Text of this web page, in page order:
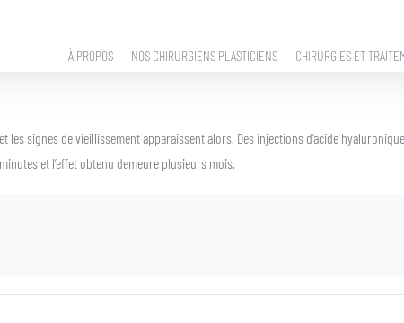
À PROPOS NOS CHIRURGIENS PLASTICIENS CHIRURGIES ET
les signes de vieillissement apparaissent alors. Des injections d’acide
et l’effet obtenu demeure plusieurs mois.